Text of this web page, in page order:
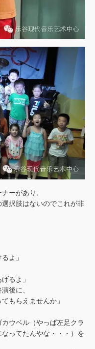
ーがあり、
択肢はないのでこれが非
よ」
るよ」
後に、
もらえませんか」
ウベル（やっぱ左足クラ
ってたんやな・・・）を